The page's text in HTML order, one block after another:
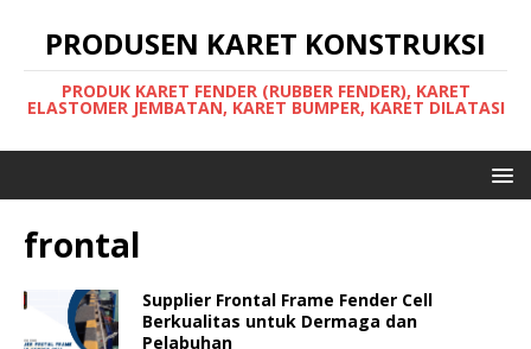
PRODUSEN KARET KONSTRUKSI
PRODUK KARET FENDER (RUBBER FENDER), KARET
ELASTOMER JEMBATAN, KARET BUMPER, KARET DILATASI
frontal
Supplier Frontal Frame Fender Cell
Berkualitas untuk Dermaga dan
Pelabuhan